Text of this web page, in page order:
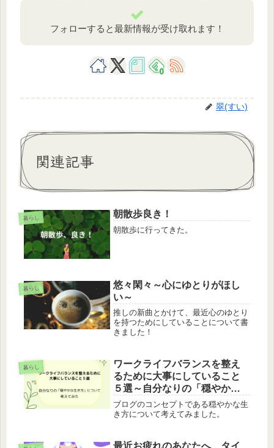
フォローすると最新情報が受け取れます！
0
翠(すい)
関連記事
暮らし 朝散歩良き！
朝散歩に行ってきた。
暮らし
悠々閑々～心にゆとりがほし
い～
推しの新曲とかけて、最近心のゆとり
を持つためにしていることについて書
きました！
暮らし
ワークライフバランスを整え
るために大事にしていること
５選～自分なりの「穏やかな
生き方」について考えてみた
～
ブログのコンセプトである穏やかな生
き方について考えてみました。
最近お疲れのあなたへ、タイ